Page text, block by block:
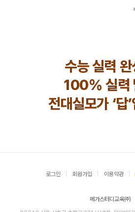
수능 실력
100% 실력
전대실모가 ‘답
로그인 회원가입 이용약관
메가스터디교육㈜